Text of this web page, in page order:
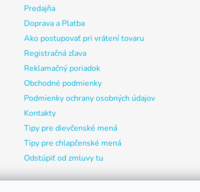
Predajňa
Doprava a Platba
Ako postupovať pri vrátení tovaru
Registračná zľava
Reklamačný poriadok
Obchodné podmienky
Podmienky ochrany osobných údajov
Kontakty
Tipy pre dievčenské mená
Tipy pre chlapčenské mená
Odstúpiť od zmluvy tu